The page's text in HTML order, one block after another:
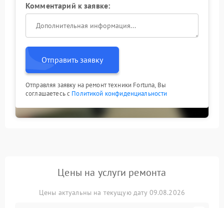
Комментарий к заявке:
Отправить заявку
Отправляя заявку на ремонт техники Fortuna, Вы
соглашаетесь с Политикой конфиденциальности
Цены на услуги ремонта
Цены актуальны на текущую дату 09.08.2026